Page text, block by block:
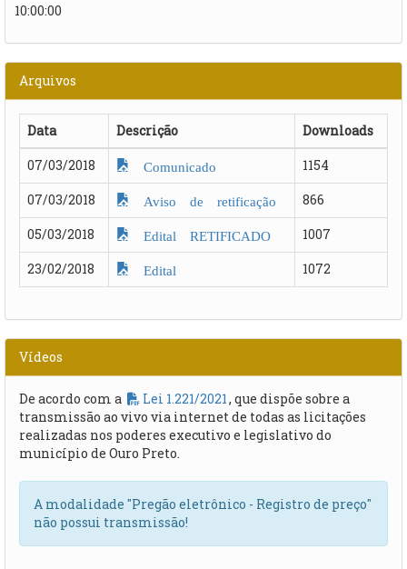
10:00:00
Arquivos
Data Descrição
Downloads
07/03/2018
Comunicado
1154
07/03/2018
Aviso de retificação
866
05/03/2018
Edital RETIFICADO
1007
23/02/2018
Edital 1072
Vídeos
De acordo com a Lei 1.221/2021 , que dispõe sobre a
transmissão ao vivo via internet de todas as licitações
realizadas nos poderes executivo e legislativo do
município de Ouro Preto.
A modalidade "Pregão eletrônico - Registro de preço"
não possui transmissão!